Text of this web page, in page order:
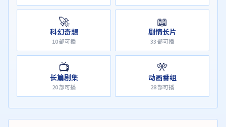
🚀
科幻奇想
10部可播
📖
剧情长片
33部可播
📺
长篇剧集
20部可播
🎌
动画番组
28部可播